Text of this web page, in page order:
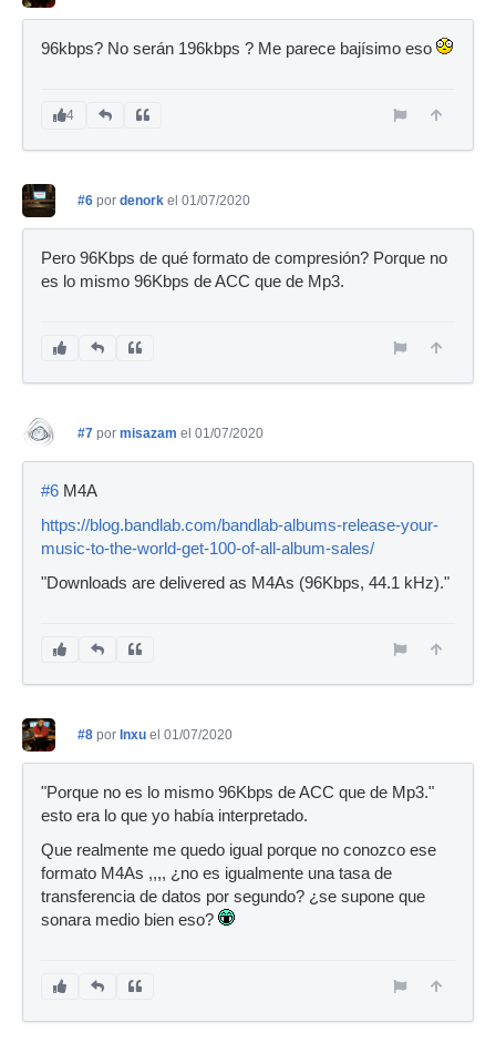
96kbps? No serán 196kbps ? Me parece bajísimo eso
4
#6 por denork el 01/07/2020
Pero 96Kbps de qué formato de compresión? Porque no
es lo mismo 96Kbps de ACC que de Mp3.
#7 por misazam el 01/07/2020
#6 M4A
https://blog.bandlab.com/bandlab-albums-release-your-
music-to-the-world-get-100-of-all-album-sales/
"Downloads are delivered as M4As (96Kbps, 44.1 kHz)."
#8 por Inxu el 01/07/2020
"Porque no es lo mismo 96Kbps de ACC que de Mp3."
esto era lo que yo había interpretado.
Que realmente me quedo igual porque no conozco ese
formato M4As ,,,, ¿no es igualmente una tasa de
transferencia de datos por segundo? ¿se supone que
sonara medio bien eso?